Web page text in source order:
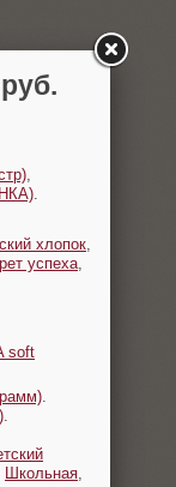
хлопок
успеха
soft
Школьная